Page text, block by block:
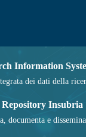
Information
dei dati della
Insubria
documenta e